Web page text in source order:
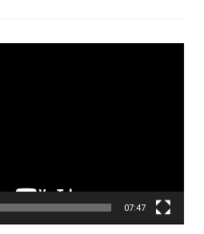
07:47